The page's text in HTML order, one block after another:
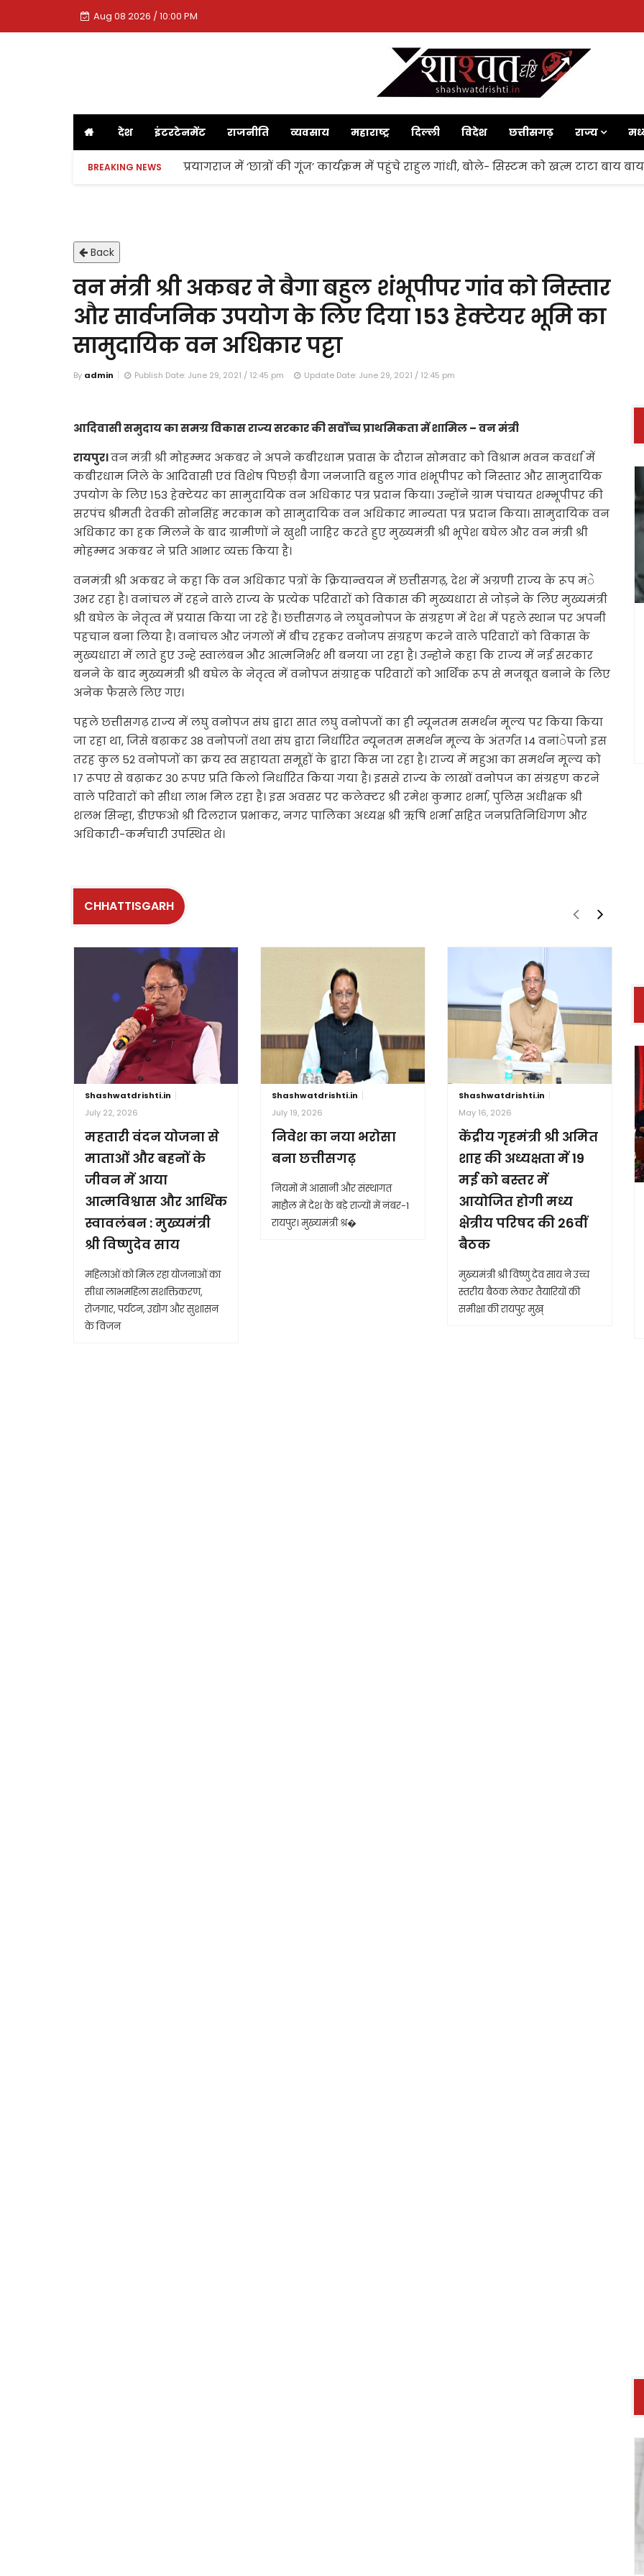
Aug 08 2026 / 10:00 PM
देश इंटरटेनमेंट राजनीति व्यवसाय महाराष्ट्र दिल्ली विदेश छत्तीसगढ़ राज्य
BREAKING NEWS प्रयागराज में ‘छात्रों की गूंज’ कार्यक्रम में पहुंचे राहुल गांधी, बोले- सिस्टम को खत्म टाटा बाय
Back
वन मंत्री श्री अकबर ने बैगा बहुल शंभूपीपर गांव को निस्तार
और सार्वजनिक उपयोग के लिए दिया 153 हेक्टेयर भूमि का
सामुदायिक वन अधिकार पट्टा
By admin Publish Date: June 29, 2021 / 12:45 pm Update Date: June 29, 2021 / 12:45 pm
आदिवासी समुदाय का समग्र विकास राज्य सरकार की सर्वोच्च प्राथमिकता में शामिल – वन मंत्री
रायपुर।वन मंत्री श्री मोहम्मद अकबर ने अपने कबीरधाम प्रवास के दौरान सोमवार को विश्राम भवन कवर्धा में
कबीरधाम जिले के आदिवासी एवं विशेष पिछड़ी बैगा जनजाति बहुल गांव शंभूपीपर को निस्तार और सामुदायिक
उपयोग के लिए 153 हेक्टेयर का सामुदायिक वन अधिकार पत्र प्रदान किया। उन्होंने ग्राम पंचायत शम्भूपीपर की
सरपंच श्रीमती देवकी सोनसिंह मरकाम को सामुदायिक वन अधिकार मान्यता पत्र प्रदान किया। सामुदायिक वन
अधिकार का हक मिलने के बाद ग्रामीणों ने खुशी जाहिर करते हुए मुख्यमंत्री श्री भूपेश बघेल और वन मंत्री श्री
मोहम्मद अकबर ने प्रति आभार व्यक्त किया है।
वनमंत्री श्री अकबर ने कहा कि वन अधिकार पत्रों के क्रियान्वयन में छत्तीसगढ़, देश में अग्रणी राज्य के रूप मंे
उभर रहा है। वनांचल में रहने वाले राज्य के प्रत्येक परिवारों को विकास की मुख्यधारा से जोड़ने के लिए मुख्यमंत्री
श्री बघेल के नेतृत्व में प्रयास किया जा रहे हैं। छत्तीसगढ़ ने लघुवनोपज के संग्रहण में देश में पहले स्थान पर अपनी
पहचान बना लिया है। वनांचल और जंगलों में बीच रहकर वनोजप संग्रहण करने वाले परिवारों को विकास के
मुख्यधारा में लाते हुए उन्हे स्वालंबन और आत्मनिर्भर भी बनया जा रहा है। उन्होने कहा कि राज्य में नई सरकार
बनने के बाद मुख्यमंत्री श्री बघेल के नेतृत्व में वनोपज संग्राहक परिवारों को आर्थिक रूप से मजबूत बनाने के लिए
अनेक फैसले लिए गए।
पहले छत्तीसगढ़ राज्य में लघु वनोपज संघ द्वारा सात लघु वनोपजों का ही न्यूनतम समर्थन मूल्य पर किया किया
जा रहा था, जिसे बढ़ाकर 38 वनोपजों तथा संघ द्वारा निर्धारित न्यूनतम समर्थन मूल्य के अंतर्गत 14 वनांेपजो इस
तरह कुल 52 वनोपजों का क्रय स्व सहायता समूहों के द्वारा किस जा रहा है। राज्य में महुआ का समर्थन मूल्य को
17 रूपए से बढ़ाकर 30 रूपए प्रति किलो निर्धारित किया गया है। इससे राज्य के लाखों वनोपज का संग्रहण करने
वाले परिवारों को सीधा लाभ मिल रहा है। इस अवसर पर कलेक्टर श्री रमेश कुमार शर्मा, पुलिस अधीक्षक श्री
शलभ सिन्हा, डीएफओ श्री दिलराज प्रभाकर, नगर पालिका अध्यक्ष श्री ऋषि शर्मा सहित जनप्रतिनिधिगण और
अधिकारी-कर्मचारी उपस्थित थे।
CHHATTISGARH
Shashwatdrishti.in
July 22, 2026
महतारी वंदन योजना से
माताओं और बहनों के
जीवन में आया
आत्मविश्वास और आर्थिक
स्वावलंबन : मुख्यमंत्री
श्री विष्णुदेव साय
महिलाओं को मिल रहा योजनाओं का
सीधा लाभमहिला सशक्तिकरण,
रोजगार, पर्यटन, उद्योग और सुशासन
के विजन
Shashwatdrishti.in
July 19, 2026
निवेश का नया भरोसा
बना छत्तीसगढ़
नियमों में आसानी और संस्थागत
माहौल में देश के बड़े राज्यों में नंबर-1
रायपुर। मुख्यमंत्री श्र�
Shashwatdrishti.in
May 16, 2026
केंद्रीय गृहमंत्री श्री अमित
शाह की अध्यक्षता में 19
मई को बस्तर में
आयोजित होगी मध्य
क्षेत्रीय परिषद की 26वीं
बैठक
मुख्यमंत्री श्री विष्णु देव साय ने उच्च
स्तरीय बैठक लेकर तैयारियों की
समीक्षा की रायपुर मुख्